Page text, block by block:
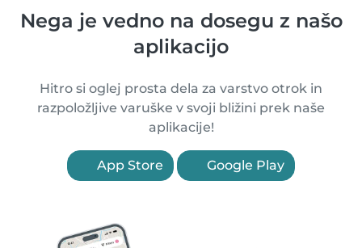
Nega je vedno na dosegu z našo
aplikacijo
Hitro si oglej prosta dela za varstvo otrok in
razpoložljive varuške v svoji bližini prek naše
aplikacije!
App Store Google Play